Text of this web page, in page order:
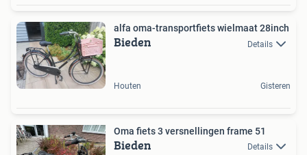
alfa oma-transportfiets wielmaat 28inch
Bieden Details
Houten Gisteren
Oma fiets 3 versnellingen frame 51
Bieden Details